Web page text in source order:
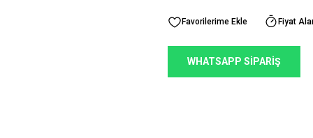
Fiyat
WHATSAPP SİPARİŞ